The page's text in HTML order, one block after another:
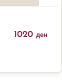
1020 ден